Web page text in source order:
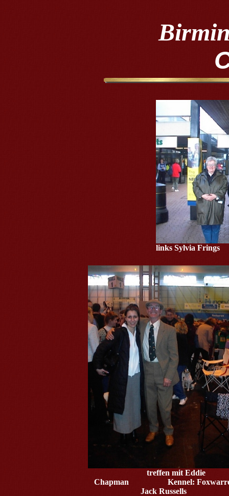
links Sylvia
treffen mit Eddie
Chapman
Kennel:
Jack Russells